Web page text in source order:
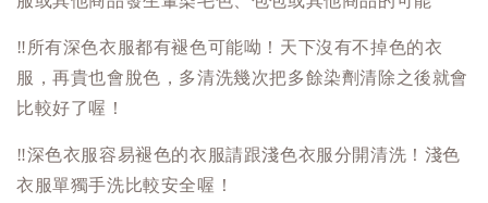
‼️ 所有深色衣服都有褪色可能呦！天下沒有不掉色的衣
服，再貴也會脫色，多清洗幾次把多餘染劑清除之後就會
比較好了喔！
‼️深色衣服容易褪色的衣服請跟淺色衣服分開清洗！淺色
衣服單獨手洗比較安全喔！